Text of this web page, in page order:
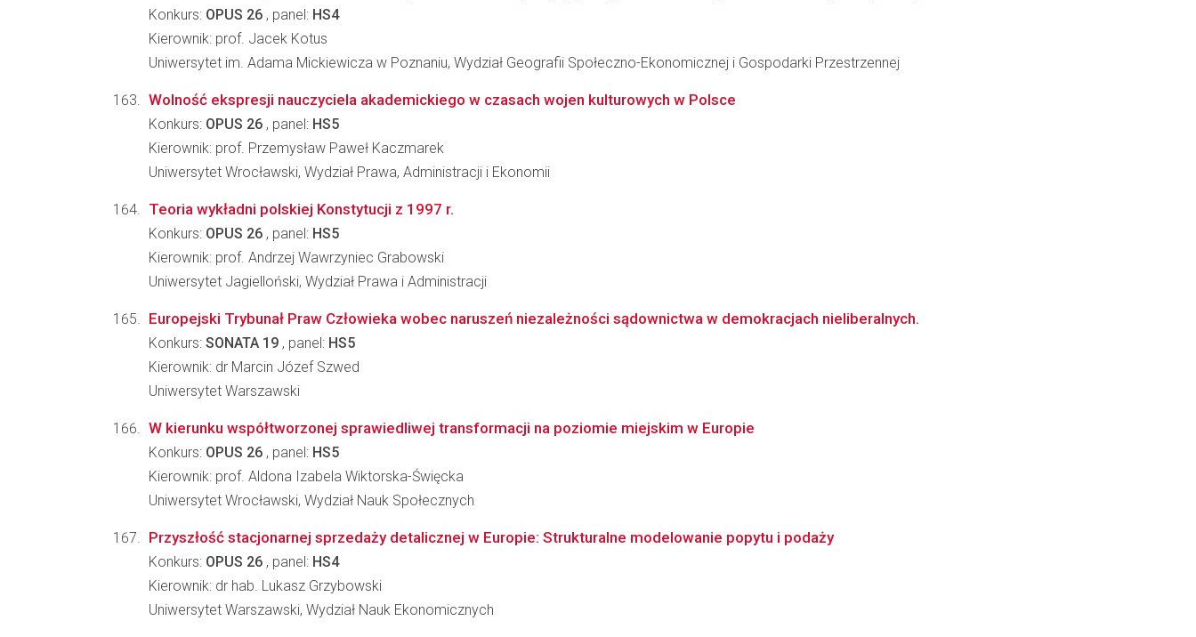
Konkurs: OPUS 26 , panel: HS4
Kierownik: prof. Jacek Kotus
Uniwersytet im. Adama Mickiewicza w Poznaniu, Wydział Geografii Społeczno-Ekonomicznej i Gospodarki Przestrzennej
Wolność ekspresji nauczyciela akademickiego w czasach wojen kulturowych w Polsce
Konkurs: OPUS 26 , panel: HS5
Kierownik: prof. Przemysław Paweł Kaczmarek
Uniwersytet Wrocławski, Wydział Prawa, Administracji i Ekonomii
Teoria wykładni polskiej Konstytucji z 1997 r.
Konkurs: OPUS 26 , panel: HS5
Kierownik: prof. Andrzej Wawrzyniec Grabowski
Uniwersytet Jagielloński, Wydział Prawa i Administracji
Europejski Trybunał Praw Człowieka wobec naruszeń niezależności sądownictwa w demokracjach nieliberalnych.
Konkurs: SONATA 19 , panel: HS5
Kierownik: dr Marcin Józef Szwed
Uniwersytet Warszawski
W kierunku współtworzonej sprawiedliwej transformacji na poziomie miejskim w Europie
Konkurs: OPUS 26 , panel: HS5
Kierownik: prof. Aldona Izabela Wiktorska-Święcka
Uniwersytet Wrocławski, Wydział Nauk Społecznych
Przyszłość stacjonarnej sprzedaży detalicznej w Europie: Strukturalne modelowanie popytu i podaży
Konkurs: OPUS 26 , panel: HS4
Kierownik: dr hab. Lukasz Grzybowski
Uniwersytet Warszawski, Wydział Nauk Ekonomicznych